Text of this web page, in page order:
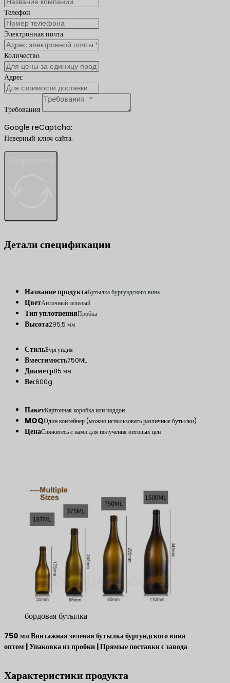
Телефон
Электронная почта
Количество
Адрес
Требования
Google reCaptcha:
Неверный ключ сайта.
Детали спецификации
Название продуктаБутылка бургундского вина
ЦветАнтичный зеленый
Тип уплотненияПробка
Высота295,5 мм
СтильБургундия
Вместимость750ML
Диаметр85 мм
Вес600g
ПакетКартонная коробка или поддон
MOQОдин контейнер (можно использовать различные бутылки)
ЦенаСвяжитесь с нами для получения оптовых цен
бордовая бутылка
750 мл Винтажная зеленая бутылка бургундского вина
оптом | Упаковка из пробки | Прямые поставки с завода
​Характеристики продукта​